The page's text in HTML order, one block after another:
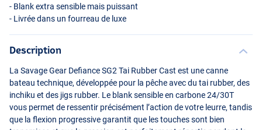
- Blank extra sensible mais puissant
- Livrée dans un fourreau de luxe
Description
La Savage Gear Defiance SG2 Tai Rubber Cast est une canne
bateau technique, développée pour la pêche avec du tai rubber, des
inchiku et des jigs rubber. Le blank sensible en carbone 24/30T
vous permet de ressentir précisément l’action de votre leurre, tandis
que la flexion progressive garantit que les touches sont bien